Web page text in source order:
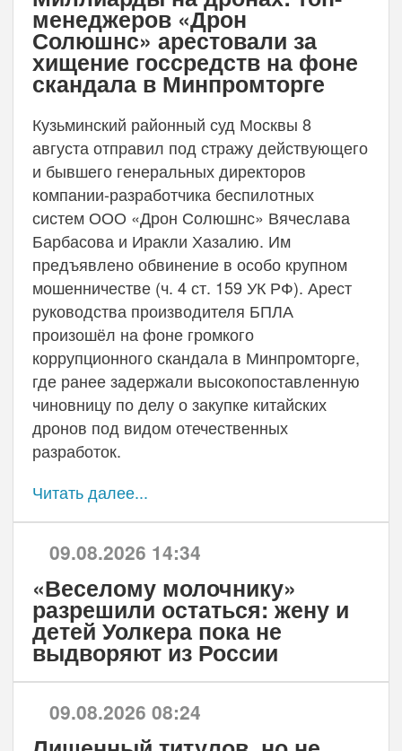
менеджеров «Дрон
Солюшнс» арестовали за
хищение госсредств на фоне
скандала в Минпромторге
Кузьминский районный суд Москвы 8
августа отправил под стражу действующего
и бывшего генеральных директоров
компании-разработчика беспилотных
систем ООО «Дрон Солюшнс» Вячеслава
Барбасова и Иракли Хазалию. Им
предъявлено обвинение в особо крупном
мошенничестве (ч. 4 ст. 159 УК РФ). Арест
руководства производителя БПЛА
произошёл на фоне громкого
коррупционного скандала в Минпромторге,
где ранее задержали высокопоставленную
чиновницу по делу о закупке китайских
дронов под видом отечественных
разработок.
Читать далее...
09.08.2026 14:34
«Веселому молочнику»
разрешили остаться: жену и
детей Уолкера пока не
выдворяют из России
09.08.2026 08:24